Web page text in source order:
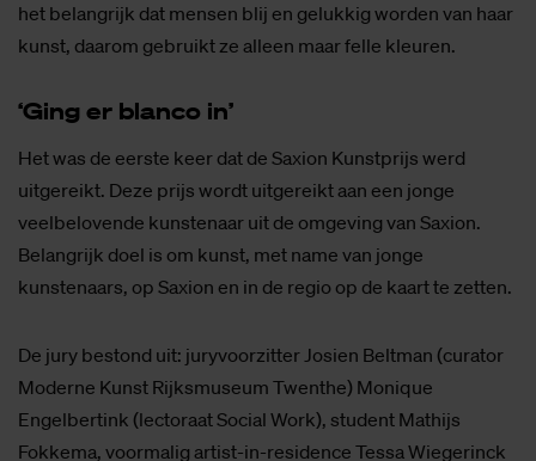
het belangrijk dat mensen blij en gelukkig worden van haar
kunst, daarom gebruikt ze alleen maar felle kleuren.
‘Ging er blan­co in’
Het was de eerste keer dat de Saxion Kunstprijs werd
uitgereikt. Deze prijs wordt uitgereikt aan een jonge
veelbelovende kunstenaar uit de omgeving van Saxion.
Belangrijk doel is om kunst, met name van jonge
kunstenaars, op Saxion en in de regio op de kaart te zetten.
De jury bestond uit: juryvoorzitter Josien Beltman (curator
Moderne Kunst Rijksmuseum Twenthe) Monique
Engelbertink (lectoraat Social Work), student Mathijs
Fokkema, voormalig artist-in-residence Tessa Wiegerinck